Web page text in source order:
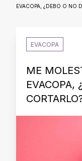
EVACOPA, ¿DEBO O NO
EVACOPA
ME
EVACOPA,